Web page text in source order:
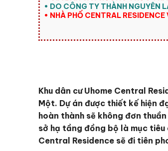
• DO CÔNG TY THÀNH NGUYÊN
• NHÀ PHỐ CENTRAL
Khu dân cư Uhome Central
Một. Dự án được thiết kế hiện
hoàn thành sẽ không đơn
sở hạ tầng đồng bộ là mục
Central Residence sẽ đi tiên